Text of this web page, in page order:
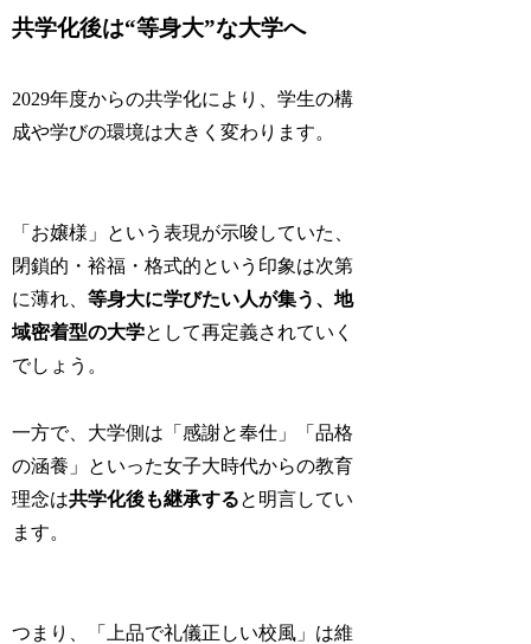
共学化後は“等身大”な大学へ
2029年度からの共学化により、学生の構
成や学びの環境は大きく変わります。
「お嬢様」という表現が示唆していた、
閉鎖的・裕福・格式的という印象は次第
に薄れ、等身大に学びたい人が集う、地
域密着型の大学として再定義されていく
でしょう。
一方で、大学側は「感謝と奉仕」「品格
の涵養」といった女子大時代からの教育
理念は共学化後も継承すると明言してい
ます。
つまり、
「上品で礼儀正しい校風」は維